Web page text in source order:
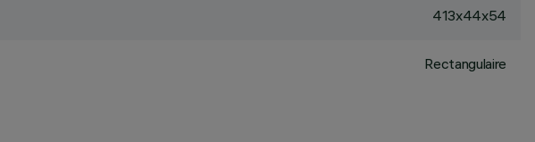
413x44x54
Rectangulaire